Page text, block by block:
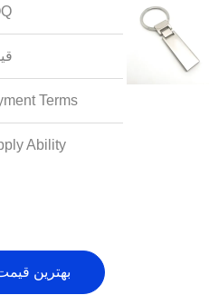
Terms:
Ability:
بهترین